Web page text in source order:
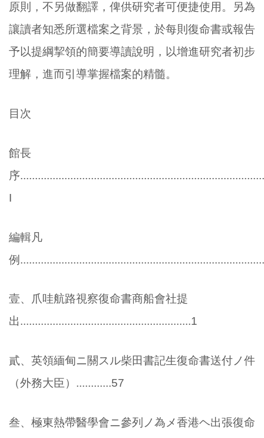
原則，不另做翻譯，俾供研究者可便捷使用。另為
讓讀者知悉所選檔案之背景，於每則復命書或報告
予以提綱挈領的簡要導讀說明，以增進研究者初步
理解，進而引導掌握檔案的精髓。
目次
館長
序
I
編輯凡
例
壹、爪哇航路視察復命書商船會社提
出..........................................................1
貳、英領緬甸ニ關スル柴田書記生復命書送付ノ件
（外務大臣）............57
叁、極東熱帶醫學會ニ參列ノ為メ香港ヘ出張復命